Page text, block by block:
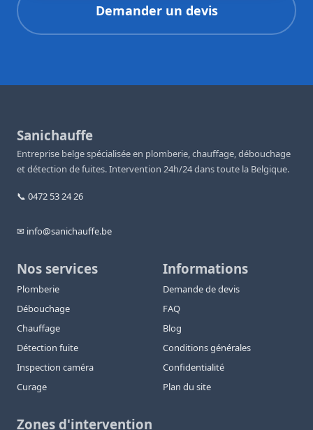
Demander un devis
Sanichauffe
Entreprise belge spécialisée en plomberie, chauffage, débouchage
et détection de fuites. Intervention 24h/24 dans toute la Belgique.
📞 0472 53 24 26
✉ info@sanichauffe.be
Nos services
Plomberie
Débouchage
Chauffage
Détection fuite
Inspection caméra
Curage
Informations
Demande de devis
FAQ
Blog
Conditions générales
Confidentialité
Plan du site
Zones d'intervention